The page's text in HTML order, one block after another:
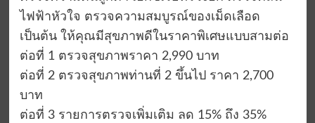
ไฟฟ้าหัวใจ ตรวจความสมบูรณ์ของเม็ดเลือด
เป็นต้น ให้คุณมีสุขภาพดีในราคาพิเศษแบบสามต่อ
ต่อที่ 1 ตรวจสุขภาพราคา 2,990 บาท
ต่อที่ 2 ตรวจสุขภาพท่านที่ 2 ขึ้นไป ราคา 2,700
บาท
ต่อที่ 3 รายการตรวจเพิ่มเติม ลด 15% ถึง 35%